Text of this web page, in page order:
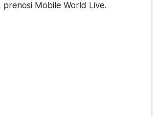
prenosi Mobile World Live.